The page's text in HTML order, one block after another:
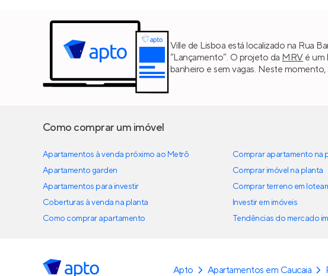
Ville de Lisboa está localizado na Rua
“Lançamento”. O projeto da MRVé um
banheiro e sem vagas. Neste momento,
Como comprar um imóvel
Apartamentos à venda próximo ao Metrô
Apartamento garden
Apartamentos para investir
Coberturas à venda na planta
Como comprar apartamento
Comprar apartamento na
Comprar imóvel na planta
Comprar terreno em
Investir em imóveis
Tendências do mercado
Apto Apartamentos em Caucaia